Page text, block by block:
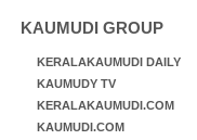
KAUMUDI GROUP
KERALAKAUMUDI DAILY
KAUMUDY TV
KERALAKAUMUDI.COM
KAUMUDI.COM